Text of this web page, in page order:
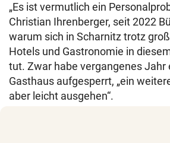
„Es ist vermutlich ein
Christian Ihrenberger, seit 2022
warum sich in Scharnitz trotz
Hotels und Gastronomie in
tut. Zwar habe vergangenes Jahr
Gasthaus aufgesperrt, „ein
aber leicht ausgehen“.